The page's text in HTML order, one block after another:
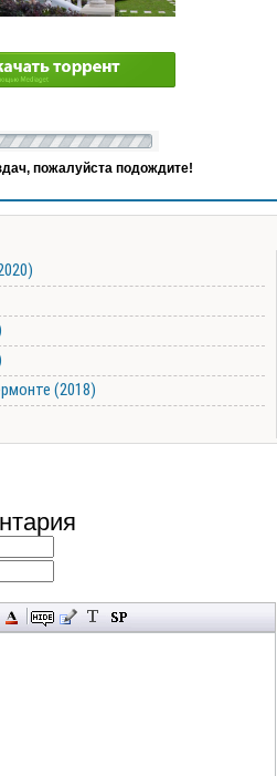
пожалуйста подождите!
(2018)